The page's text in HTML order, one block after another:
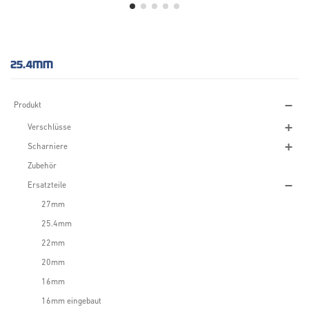
25.4MM
Produkt
Verschlüsse
Scharniere
Zubehör
Ersatzteile
27mm
25.4mm
22mm
20mm
16mm
16mm eingebaut